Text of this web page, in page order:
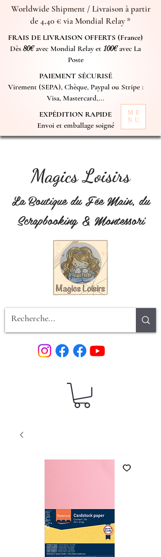
Worldwide Shipment / Livraison à partir
de 4,40 € via Mondial Relay *
FRAIS DE LIVRAISON OFFERTS (France)
Dès 80€avec Mondial Relay et 100€avec La
Poste
PAIEMENT SÉCURISÉ
Virement (SEPA), Chèque, Paypal ou Stripe :
Visa, Mastercard,...
EXPÉDITION RAPIDE
Envoi et emballage soigné
ME
NU
Magics Loisirs
La Boutique du Fée Main, du
Scrapbooking & Montessori